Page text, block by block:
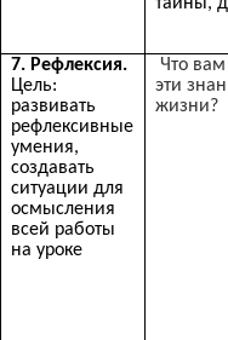
7. Рефлексия.
Цель:
развивать
рефлексивные
умения,
создавать
ситуации для
осмысления
всей работы
на уроке
Что
эти
жизни?